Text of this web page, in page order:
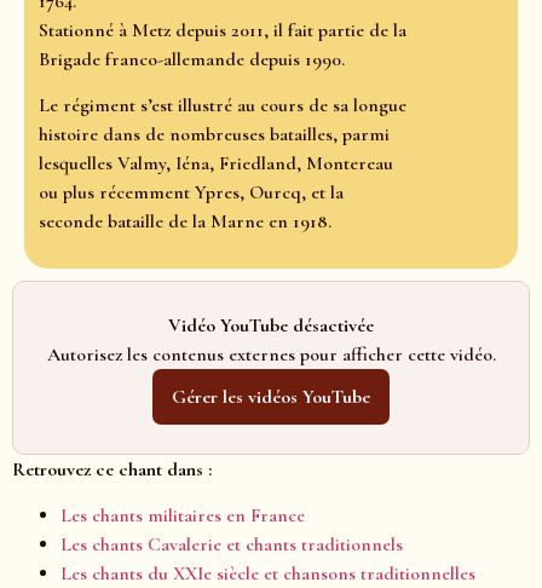
Stationné à Metz depuis 2011, il fait partie de la
Brigade franco-allemande depuis 1990.
Le régiment s’est illustré au cours de sa longue
histoire dans de nombreuses batailles, parmi
lesquelles Valmy, Iéna, Friedland, Montereau
ou plus récemment Ypres, Ourcq, et la
seconde bataille de la Marne en 1918.
Vidéo YouTube désactivée
Autorisez les contenus externes pour afficher cette vidéo.
Gérer les vidéos YouTube
Retrouvez ce chant dans :
Les chants militaires en France
Les chants Cavalerie et chants traditionnels
Les chants du XXIe siècle et chansons traditionnelles